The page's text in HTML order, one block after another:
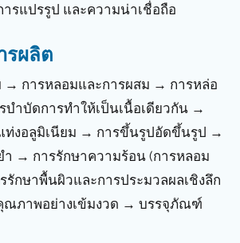
รแปรรูป และความน่าเชื่อถือ
รผลิต
→ การหลอมและการผสม → การหล่อ
บำบัดการทำให้เป็นเนื้อเดียวกัน →
ท่งอลูมิเนียม → การขึ้นรูปอัดขึ้นรูป →
ำ → การรักษาความร้อน (การหลอม
รักษาพื้นผิวและการประมวลผลเชิงลึก
ณภาพอย่างเข้มงวด → บรรจุภัณฑ์